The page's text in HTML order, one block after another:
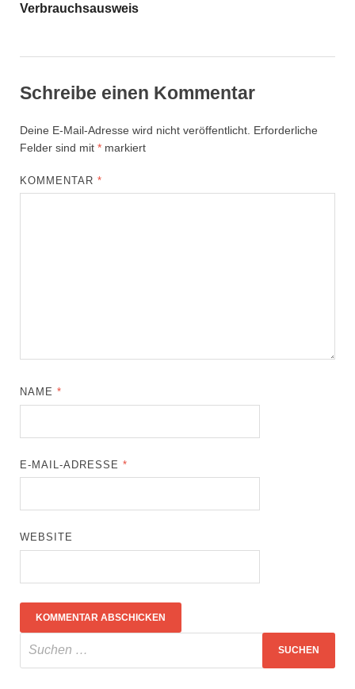
Verbrauchsausweis
Schreibe einen Kommentar
Deine E-Mail-Adresse wird nicht veröffentlicht. Erforderliche
Felder sind mit * markiert
KOMMENTAR*
NAME*
E-MAIL-ADRESSE*
WEBSITE